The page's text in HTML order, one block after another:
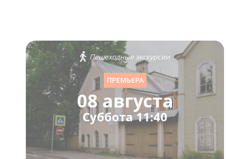
Пешеходные экскурсии
ПРЕМЬЕРА
08 августа
Суббота 11:40